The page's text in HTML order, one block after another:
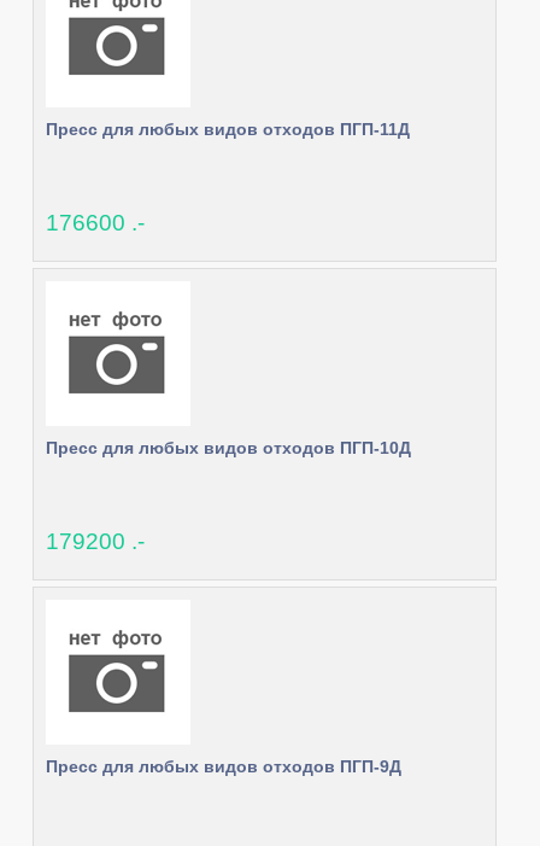
Пресс для любых видов отходов ПГП-11Д
176600 .-
Пресс для любых видов отходов ПГП-10Д
179200 .-
Пресс для любых видов отходов ПГП-9Д